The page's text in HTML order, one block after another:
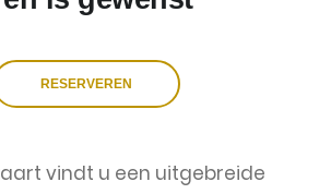
RESERVEREN
vindt u een uitgebreide